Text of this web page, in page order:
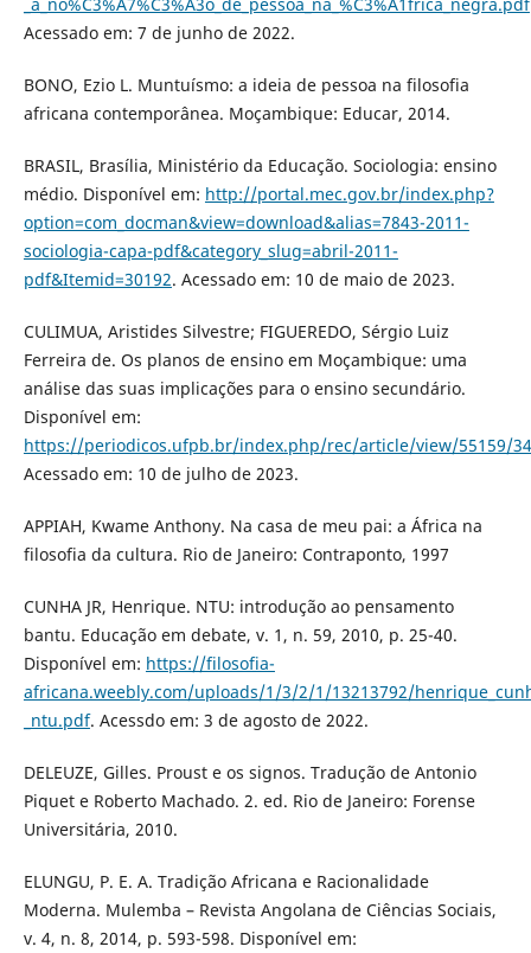
Acessado em: 7 de junho de 2022.
BONO, Ezio L. Muntuísmo: a ideia de pessoa na filosofia
africana contemporânea. Moçambique: Educar, 2014.
BRASIL, Brasília, Ministério da Educação. Sociologia: ensino
médio. Disponível em: http://portal.mec.gov.br/index.php?
option=com_docman&view=download&alias=7843-2011-
sociologia-capa-pdf&category_slug=abril-2011-
pdf&Itemid=30192. Acessado em: 10 de maio de 2023.
CULIMUA, Aristides Silvestre; FIGUEREDO, Sérgio Luiz
Ferreira de. Os planos de ensino em Moçambique: uma
análise das suas implicações para o ensino secundário.
Disponível em:
https://periodicos.ufpb.br/index.php/rec/article/view/55159/
Acessado em: 10 de julho de 2023.
APPIAH, Kwame Anthony. Na casa de meu pai: a África na
filosofia da cultura. Rio de Janeiro: Contraponto, 1997
CUNHA JR, Henrique. NTU: introdução ao pensamento
bantu. Educação em debate, v. 1, n. 59, 2010, p. 25-40.
Disponível em: https://filosofia-
africana.weebly.com/uploads/1/3/2/1/13213792/
_ntu.pdf. Acessdo em: 3 de agosto de 2022.
DELEUZE, Gilles. Proust e os signos. Tradução de Antonio
Piquet e Roberto Machado. 2. ed. Rio de Janeiro: Forense
Universitária, 2010.
ELUNGU, P. E. A. Tradição Africana e Racionalidade
Moderna. Mulemba – Revista Angolana de Ciências Sociais,
v. 4, n. 8, 2014, p. 593-598. Disponível em: